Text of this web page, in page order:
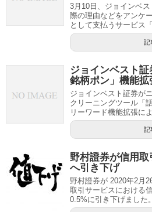
3月10日、ジョインベ
際の理由などをアンケ
として支払うサービス
記
ジョインベスト
銘柄ポン」機能拡
ジョインベスト証券が
クリーニングツール「
リーワード機能拡張に
記
野村證券が信用取
へ引き下げ
野村證券が 2020年2月
取引サービスにおける
0.5%に引き下げました